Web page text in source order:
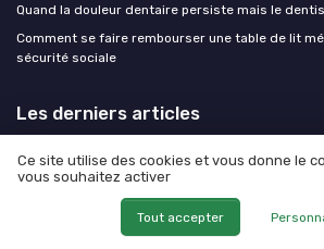
Quand la douleur dentaire persiste mais le
Comment se faire rembourser une table de lit
sécurité sociale
Les derniers articles
Test LIEKUMM Rampe de Fauteuil Roulant 90 x
simple qui fait le job à la maison
Test LaseLocks AID-03 : le petit appareil de
Ce site utilise des cookies et vous donne le
vous souhaitez activer
Tout accepter